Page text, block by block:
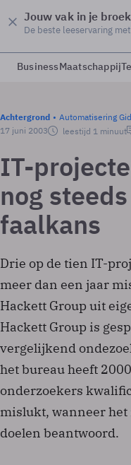
Jouw vak in je
De beste leeservaring
BusinessMaatschappij
Achtergrond Automatisering
17 juni 2003
leestijd 1 minuut
IT-
nog
faalkans
Drie op de tien IT-
meer dan een jaar
Hackett Group uit
Hackett Group is
vergelijkend
het bureau heeft
onderzoekers
mislukt, wanneer het
doelen beantwoord.